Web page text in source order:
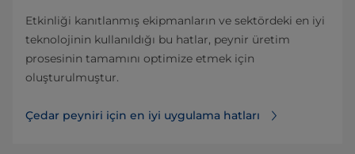
Etkinliği kanıtlanmış ekipmanların ve sektördeki en iyi
teknolojinin kullanıldığı bu hatlar, peynir üretim
prosesinin tamamını optimize etmek için
oluşturulmuştur.
Çedar peyniri için en iyi uygulama hatları